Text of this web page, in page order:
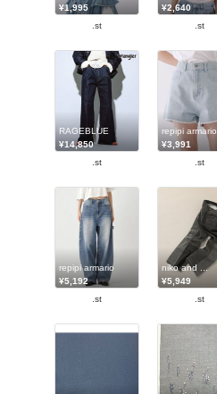
¥1,995
.st
¥2,640
.st
RAGEBLUE
¥14,850
.st
repipi armario
¥3,991
.st
repipi armario
¥5,192
.st
niko and ...
¥5,949
.st